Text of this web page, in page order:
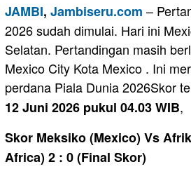
JAMBI, Jambiseru.com –
2026 sudah dimulai. Hari ini
Selatan. Pertandingan masih
Mexico City Kota Mexico . Ini
perdana Piala Dunia 2026Skor
12 Juni 2026 pukul 04.03 WIB,
Skor Meksiko (Mexico) Vs
Africa) 2 : 0 (Final Skor)